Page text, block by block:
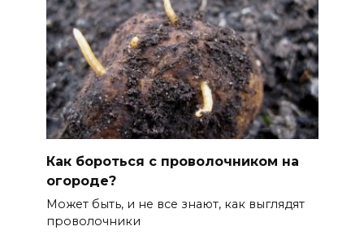
Как бороться с проволочником на
огороде?
Может быть, и не все знают, как выглядят
проволочники